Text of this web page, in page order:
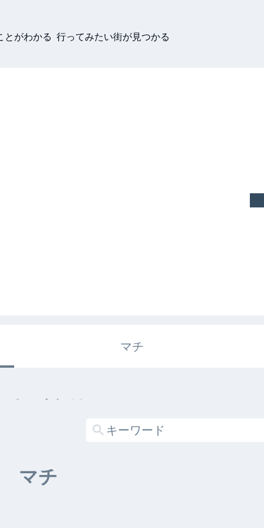
とがわかる 行ってみたい街が見つかる
マチ
キガタリ
マチ